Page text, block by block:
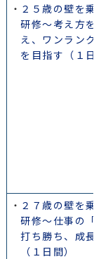
２５歳の壁を乗
研修～考え方を
え、ワンランク
を目指す（１日
２７歳の壁を乗
研修～仕事の「
打ち勝ち、成長
（１日間）